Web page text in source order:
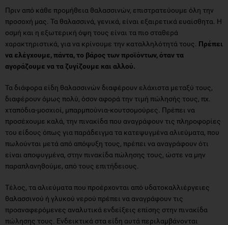
Πριν από κάθε προμήθεια θαλασσινών, επιστρατεύουμε όλη την
προσοχή μας. Τα θαλασσινά, γενικά, είναι εξαιρετικά ευαίσθητα. Η
οσμή και η εξωτερική όψη τους είναι τα πιο σταθερά
χαρακτηριστικά, για να κρίνουμε την καταλληλότητά τους. Πρέπει
να ελέγχουμε, πάντα, το βάρος των προϊόντων, όταν τα
αγοράζουμε να τα ζυγίζουμε και αλλού.
Τα διάφορα είδη θαλασσινών διαφέρουν ελάχιστα μεταξύ τους,
διαφέρουν όμως πολύ, όσον αφορά την τιμή πώλησής τους, πχ.
χταπόδια-μοσχιοί, μπαρμπούνια-κουτσομούρες. Πρέπει να
προσέχουμε καλά, την πινακίδα που αναγράφουν τις πληροφορίες
του είδους όπως για παράδειγμα τα κατεψυγμένα αλιεύματα, που
πωλούνται μετά από απόψυξη τους, πρέπει να αναγράφουν ότι
είναι αποψυγμένα, στην πινακίδα πώλησης τους, ώστε να μην
παραπλανηθούμε, από τους επιτήδειους.
Τέλος, τα αλιεύματα που προέρχονται από υδατοκαλλιέργειες
θαλασσινού ή γλυκού νερού πρέπει να αναγράφουν τις
προαναφερόμενες αναλυτικά ενδείξεις επίσης στην πινακίδα
πώλησης τους. Ενδεικτικά στα είδη αυτά περιλαμβάνονται